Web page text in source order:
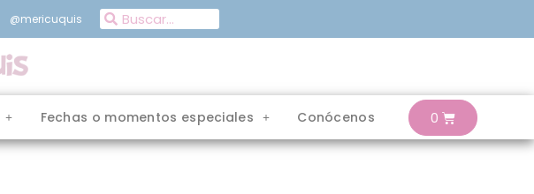
@mericuquis
Fechas o momentos especiales Conócenos